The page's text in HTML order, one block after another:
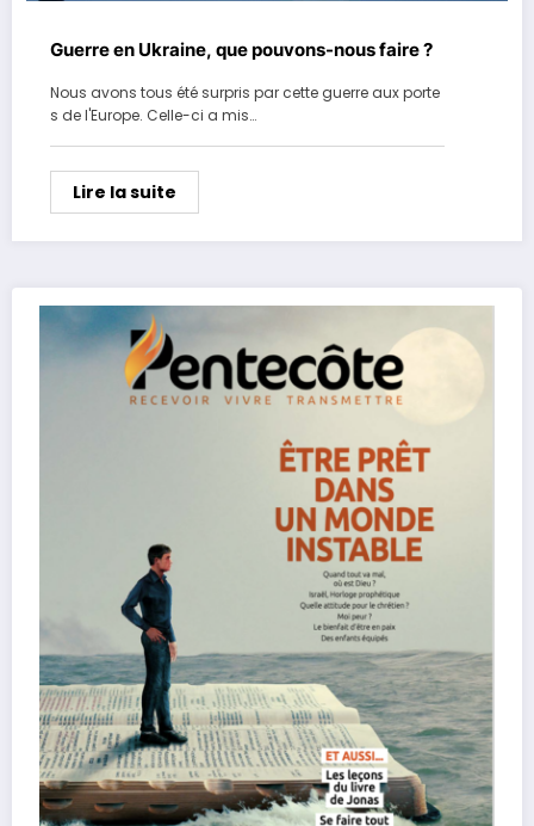
Guerre en Ukraine, que pouvons-nous faire ?
Nous avons tous été surpris par cette guerre aux porte
s de l'Europe. Celle-ci a mis…
Lire la suite